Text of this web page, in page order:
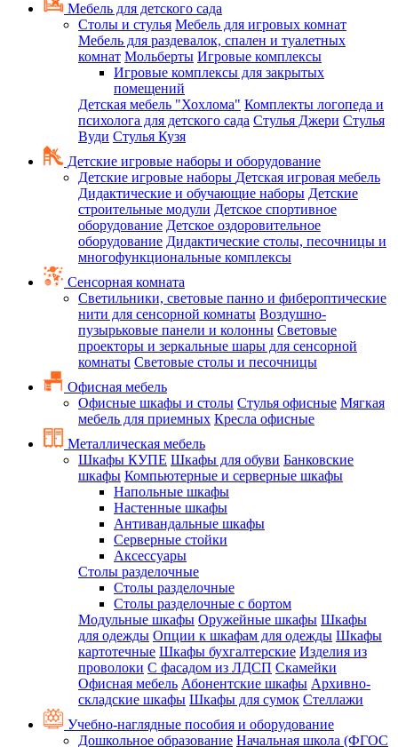
Мебель для детского сада
Столы и стулья Мебель для игровых комнат
Мебель для раздевалок, спален и туалетных
комнат Мольберты Игровые комплексы
Игровые комплексы для закрытых
помещений
Детская мебель "Хохлома" Комплекты логопеда и
психолога для детского сада Стулья Джери Стулья
Вуди Стулья Кузя
Детские игровые наборы и оборудование
Детские игровые наборы Детская игровая мебель
Дидактические и обучающие наборы Детские
строительные модули Детское спортивное
оборудование Детское оздоровительное
оборудование Дидактические столы, песочницы и
многофункциональные комплексы
Сенсорная комната
Светильники, световые панно и фибероптические
нити для сенсорной комнаты Воздушно-
пузырьковые панели и колонны Световые
проекторы и зеркальные шары для сенсорной
комнаты Световые столы и песочницы
Офисная мебель
Офисные шкафы и столы Стулья офисные Мягкая
мебель для приемных Кресла офисные
Металлическая мебель
Шкафы КУПЕ Шкафы для обуви Банковские
шкафы Компьютерные и серверные шкафы
Напольные шкафы
Настенные шкафы
Антивандальные шкафы
Серверные стойки
Аксессуары
Столы разделочные
Столы разделочные
Столы разделочные с бортом
Модульные шкафы Оружейные шкафы Шкафы
для одежды Опции к шкафам для одежды Шкафы
картотечные Шкафы бухгалтерские Изделия из
проволоки С фасадом из ЛДСП Скамейки
Офисная мебель Абонентские шкафы Архивно-
складские шкафы Шкафы для сумок Стеллажи
Учебно-наглядные пособия и оборудование
Дошкольное образование Начальная школа (ФГОС